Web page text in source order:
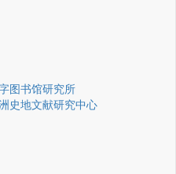
图书馆研究所
史地文献研究中心